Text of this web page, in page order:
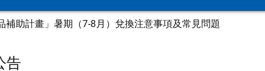
補助計畫」暑期（7-8月）兌換注意事項及常見問題
告